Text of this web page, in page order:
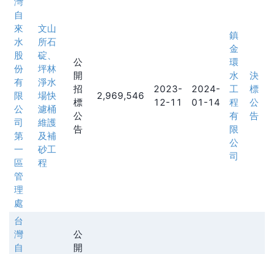
自
來
水
股
份
有
限
公
司
第
一
區
管
理
處
文山
所石
碇、
坪林
淨水
場快
濾桶
維護
及補
砂工
程
公
開
招
標
公
告
2,969,546
2023-
12-11
2024-
01-14
鎮
金
環
水
工
程
有
限
公
司
決
標
公
告
台
灣
自
公
開